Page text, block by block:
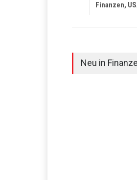
Finanzen,
Neu in